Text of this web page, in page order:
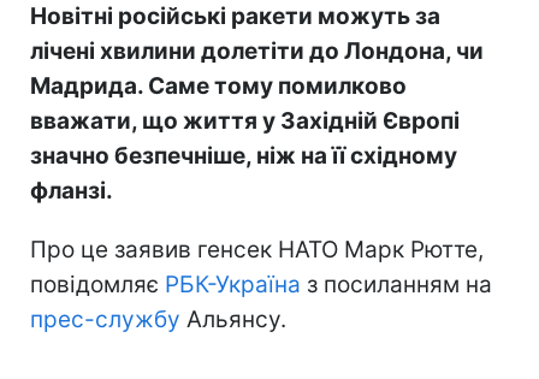
Новітні російські ракети можуть за
лічені хвилини долетіти до Лондона, чи
Мадрида. Саме тому помилково
вважати, що життя у Західній Європі
значно безпечніше, ніж на її східному
фланзі.
Про це заявив генсек НАТО Марк Рютте,
повідомляє РБК-Україна з посиланням на
прес-службу Альянсу.